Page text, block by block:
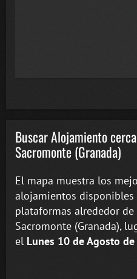
Buscar Alojamiento
Sacromonte (Granada)
El mapa muestra los
alojamientos disponibles
plataformas alrededor de
Sacromonte (Granada),
el Lunes 10 de Agosto